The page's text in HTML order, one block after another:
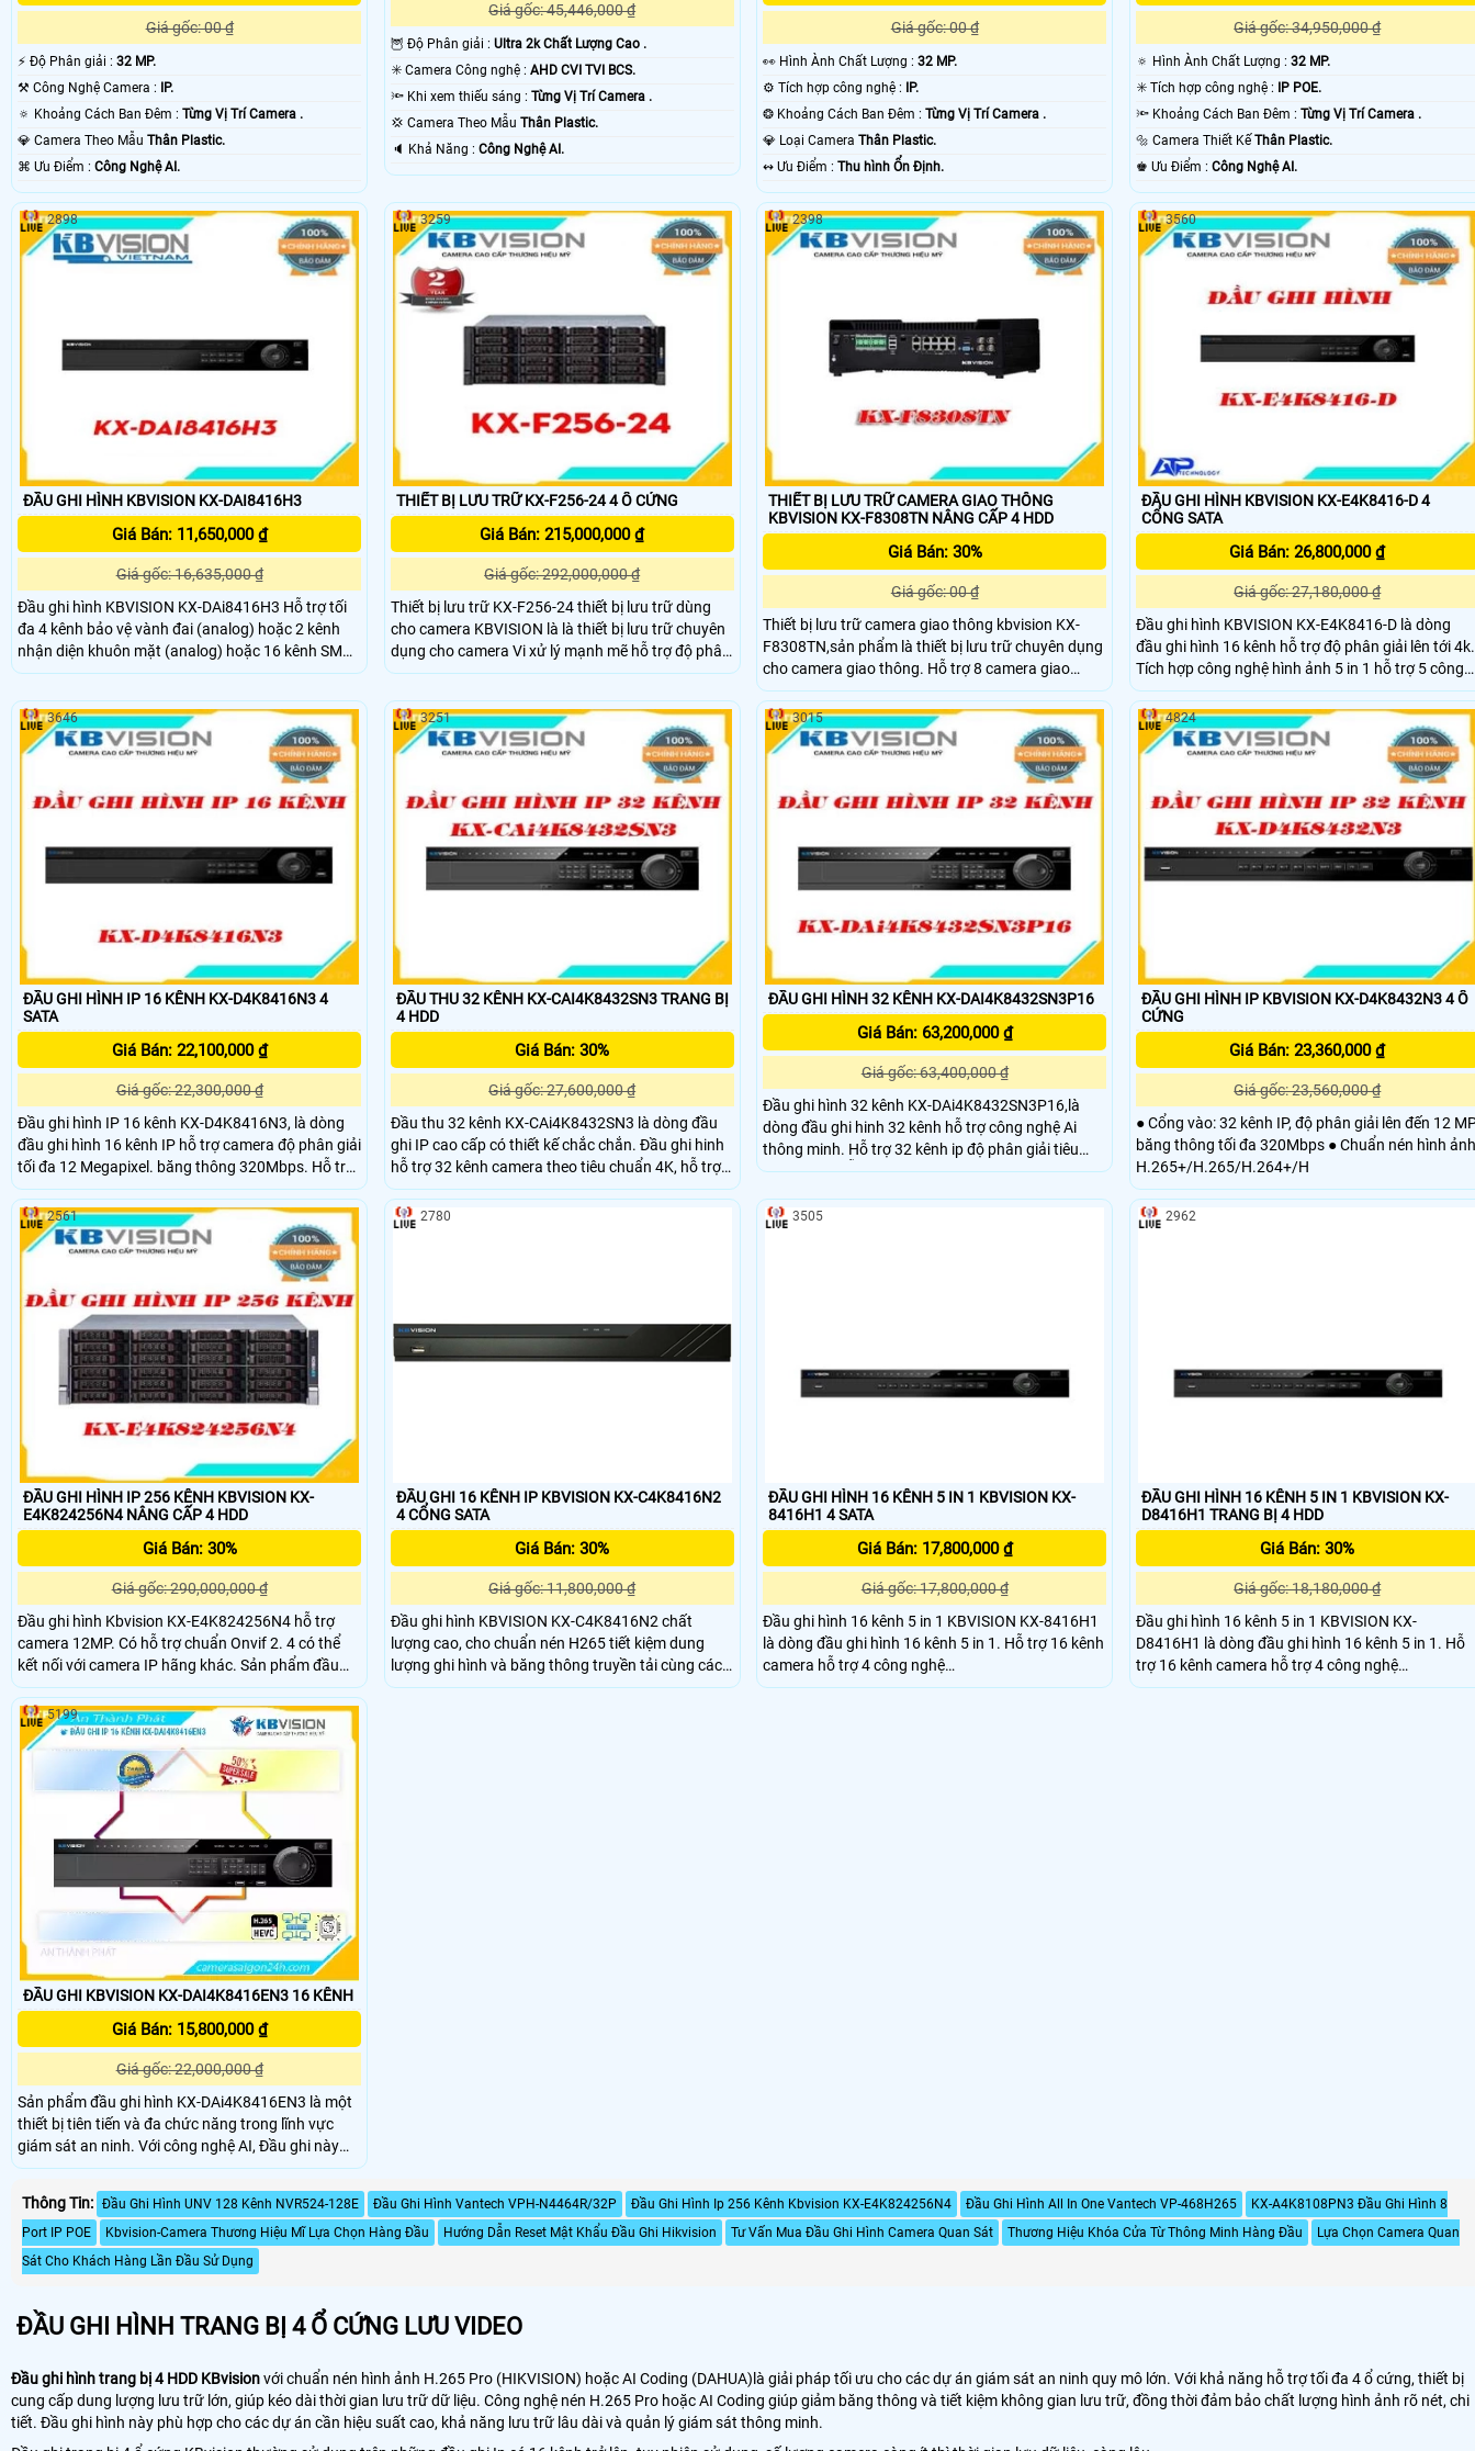
Giá gốc: 00 ₫
️⚡ Độ Phân giải : 32 MP.
⚒ Công Nghệ Camera :
IP.
🔅 Khoảng Cách Ban Đêm : Từng Vị Trí Camera .
💎 Camera Theo Mẫu Thân Plastic.
️⌘ Ưu Điểm : Công Nghệ AI.
Giá gốc: 45,446,000 ₫
🦉 Độ Phân giải : Ultra 2k Chất Lượng Cao .
✳️ Camera Công nghệ : AHD CVI TVI BCS.
🔦 Khi xem thiếu sáng : Từng Vị Trí Camera .
💢 Camera Theo Mẫu Thân Plastic.
️🔈 Khả Năng : Công Nghệ AI.
Giá gốc: 00 ₫
️👀 Hình Ành Chất Lượng :32 MP.
⚙ Tích hợp công nghệ :
IP.
❂ Khoảng Cách Ban Đêm :Từng Vị Trí Camera .
💎 Loại CameraThân Plastic.
️↭ Ưu Điểm :Thu hình Ổn Định.
Giá gốc: 34,950,000 ₫
🔅 Hình Ành Chất Lượng : 32 MP.
✳️ Tích hợp công nghệ :
IP POE.
🔦 Khoảng Cách Ban Đêm : Từng Vị Trí Camera .
🔩 Camera Thiết Kế Thân Plastic.
️♚ Ưu Điểm : Công Nghệ AI.
ĐẦU GHI HÌNH KBVISION KX-DAI8416H3
Giá Bán: 11,650,000 ₫
Giá gốc: 16,635,000 ₫
Đầu ghi hình KBVISION KX-DAi8416H3 Hỗ trợ tối
đa 4 kênh bảo vệ vành đai (analog) hoặc 2 kênh
nhận diện khuôn mặt (analog) hoặc 16 kênh SMD
Plus (analog). là dòng đầu ghi hình AI 16 kênh
hỗ trợ tìm kiếm và phát hiện người lạ mặt trong
khu vực giám sát.
2898
THIẾT BỊ LƯU TRỮ KX-F256-24 4 Ổ CỨNG
Giá Bán: 215,000,000 ₫
Giá gốc: 292,000,000 ₫
Thiết bị lưu trữ KX-F256-24 thiết bị lưu trữ dùng
cho camera KBVISION là là thiết bị lưu trữ chuyên
dụng cho camera Vi xử lý mạnh mẽ hỗ trợ độ phân
giải lên đến 24MP Đầu ghi thông minh của thương
3259
THIẾT BỊ LƯU TRỮ CAMERA GIAO THÔNG
KBVISION KX-F8308TN NÂNG CẤP 4 HDD
Giá Bán: 30%
Giá gốc: 00 ₫
Thiết bị lưu trữ camera giao thông kbvision KX-
F8308TN,sản phẩm là thiết bị lưu trữ chuyên dụng
cho camera giao thông. Hỗ trợ 8 camera giao
thông và âm thanh 2 chiều. Thiết bị đã có sẵn 1
HDD 2TB để chạy hệ điều hành và lưu trư. Có thể
mở rông thêm tối đa 3HDD x 4TB
2398
ĐẦU GHI HÌNH KBVISION KX-E4K8416-D 4
CỔNG SATA
Giá Bán: 26,800,000 ₫
Giá gốc: 27,180,000 ₫
Đầu ghi hình KBVISION KX-E4K8416-D là dòng
đầu ghi hình 16 kênh hỗ trợ độ phân giải lên tới 4k.
Tích hợp công nghệ hình ảnh 5 in 1 hỗ trợ 5 công
nghệ camera khác nhau
(HDCVI/AHD/TVI/CVBS/IP). Hỗ trợ camera IP tối
đa lên tới 24 kênh,leentowis 4.0Megapixel
3560
ĐẦU GHI HÌNH IP 16 KÊNH KX-D4K8416N3 4
SATA
Giá Bán: 22,100,000 ₫
Giá gốc: 22,300,000 ₫
Đầu ghi hình IP 16 kênh KX-D4K8416N3, là dòng
đầu ghi hình 16 kênh IP hỗ trợ camera độ phân giải
tối đa 12 Megapixel. băng thông 320Mbps. Hỗ trợ
4 SATA x 10 TB . Đây là dòng dầu ghi cao cấp hỗ
trợ nhiều chức nằng tiên tiến
3646
ĐẦU THU 32 KÊNH KX-CAI4K8432SN3 TRANG BỊ
4 HDD
Giá Bán: 30%
Giá gốc: 27,600,000 ₫
Đầu thu 32 kênh KX-CAi4K8432SN3 là dòng đầu
ghi IP cao cấp có thiết kế chắc chắn. Đầu ghi hinh
hỗ trợ 32 kênh camera theo tiêu chuẩn 4K, hỗ trợ
nhận diện khuông mặt. băng thông tối da
3251
ĐẦU GHI HÌNH 32 KÊNH KX-DAI4K8432SN3P16
Giá Bán: 63,200,000 ₫
Giá gốc: 63,400,000 ₫
Đầu ghi hình 32 kênh KX-DAi4K8432SN3P16,là
dòng đầu ghi hinh 32 kênh hỗ trợ công nghệ Ai
thông minh. Hỗ trợ 32 kênh ip độ phân giải tiêu
chuẩn 4K. HỖ Trợ 16 cổng POE. Tich hợp nhiều
mặt, Hỗ trợ 4 SATA x 10TB
3015
ĐẦU GHI HÌNH IP KBVISION KX-D4K8432N3 4 Ổ
CỨNG
Giá Bán: 23,360,000 ₫
Giá gốc: 23,560,000 ₫
● Cổng vào: 32 kênh IP, độ phân giải lên đến 12
băng thông tối đa 320Mbps ● Chuẩn nén hình
H.265+/H.265/H.264+/H
4824
ĐẦU GHI HÌNH IP 256 KÊNH KBVISION KX-
E4K824256N4 NÂNG CẤP 4 HDD
Giá Bán: 30%
Giá gốc: 290,000,000 ₫
Đầu ghi hình Kbvision KX-E4K824256N4 hỗ trợ
camera 12MP. Có hỗ trợ chuẩn Onvif 2. 4 có thể
kết nối với camera IP hãng khác. Sản phẩm đầu
ghi hình KBVISION chất lượng đảm bảo hài lòng
khách hàng khó tính nhất
2561
ĐẦU GHI 16 KÊNH IP KBVISION KX-C4K8416N2
4 CỔNG SATA
Giá Bán: 30%
Giá gốc: 11,800,000 ₫
Đầu ghi hình KBVISION KX-C4K8416N2 chất
lượng cao, cho chuẩn nén H265 tiết kiệm dung
lượng ghi hình và băng thông truyền tải cùng các
tính năng hỗ trợ ghi hình cao cho ra hình ảnh 4K
2780
ĐẦU GHI HÌNH 16 KÊNH 5 IN 1 KBVISION KX-
8416H1 4 SATA
Giá Bán: 17,800,000 ₫
Giá gốc: 17,800,000 ₫
Đầu ghi hình 16 kênh 5 in 1 KBVISION KX-8416H1
là dòng đầu ghi hình 16 kênh 5 in 1. Hỗ trợ 16 kênh
camera hỗ trợ 4 công nghệ
CVI/TVI/AHD/ANALOG và hỗ trợ 8 kênh IP. Hỗ trợ
3505
ĐẦU GHI HÌNH 16 KÊNH 5 IN 1 KBVISION KX-
D8416H1 TRANG BỊ 4 HDD
Giá Bán: 30%
Giá gốc: 18,180,000 ₫
Đầu ghi hình 16 kênh 5 in 1 KBVISION KX-
D8416H1 là dòng đầu ghi hình 16 kênh 5 in 1. Hỗ
trợ 16 kênh camera hỗ trợ 4 công nghệ
CVI/TVI/AHD/ANALOG và hỗ trợ 8 kênh IP. Hỗ trợ
2962
ĐẦU GHI KBVISION KX-DAI4K8416EN3 16 KÊNH
Giá Bán: 15,800,000 ₫
Giá gốc: 22,000,000 ₫
Sản phẩm đầu ghi hình KX-DAi4K8416EN3 là một
thiết bị tiên tiến và đa chức năng trong lĩnh vực
giám sát an ninh. Với công nghệ AI, Đầu ghi này
mang đến những chức năng ưu việt và thông
minh. Trang bị ONVIF, đầu ghi hình này cho phép
người dùng dễ dàng kết nối với các thiết bị giám
sát khác
5199
Thông Tin: Đầu Ghi Hình UNV 128 Kênh NVR524-128E Đầu Ghi Hình Vantech VPH-N4464R/32P Đầu Ghi Hình Ip 256 Kênh Kbvision KX-E4K824256N4 Đầu Ghi Hình All In One Vantech VP-468H265
KX-A4K8108PN3 Đầu Ghi Hình 8
Port IP POE
Kbvision-Camera Thương Hiệu Mĩ Lựa Chọn Hàng Đầu Hướng Dẫn Reset Mật Khẩu Đầu Ghi Hikvision Tư Vấn Mua Đầu Ghi Hình Camera Quan Sát Thương Hiệu Khóa Cửa Từ Thông Minh Hàng Đầu
Lựa Chọn Camera Quan
Sát Cho Khách Hàng Lần Đầu Sử Dụng
ĐẦU GHI HÌNH TRANG BỊ 4 Ổ CỨNG LƯU VIDEO
Đầu ghi hình trang bị 4 HDD KBvisionvới chuẩn nén hình ảnh H.265 Pro (HIKVISION) hoặc AI Coding (DAHUA)là giải pháp tối ưu cho các dự án giám sát an ninh quy mô lớn. Với khả năng hỗ trợ tối đa 4 ổ cứng, thiết bị
cung cấp dung lượng lưu trữ lớn, giúp kéo dài thời gian lưu trữ dữ liệu. Công nghệ nén H.265 Pro hoặc AI Coding giúp giảm băng thông và tiết kiệm không gian lưu trữ, đồng thời đảm bảo chất lượng hình ảnh rõ nét, chi
tiết. Đầu ghi hình này phù hợp cho các dự án cần hiệu suất cao, khả năng lưu trữ lâu dài và quản lý giám sát thông minh.